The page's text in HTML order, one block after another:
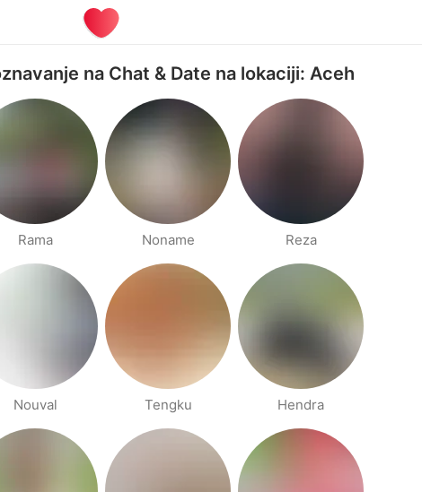
na Chat & Date na lokaciji: Aceh
Rama Noname Reza
Nouval Tengku Hendra